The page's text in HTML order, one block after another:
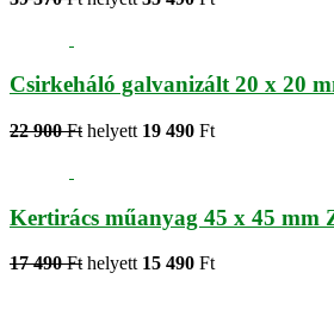
Csirkeháló galvanizált 20 x 20
22 900 Ft helyett 19 490 Ft
Kertirács műanyag 45 x 45 mm
17 490 Fthelyett 15 490 Ft